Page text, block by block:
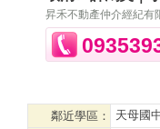
昇禾不動產仲介經紀有
鄰近學區： 天母國